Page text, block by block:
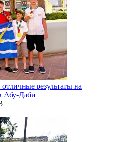
результаты на
Абу-Даби